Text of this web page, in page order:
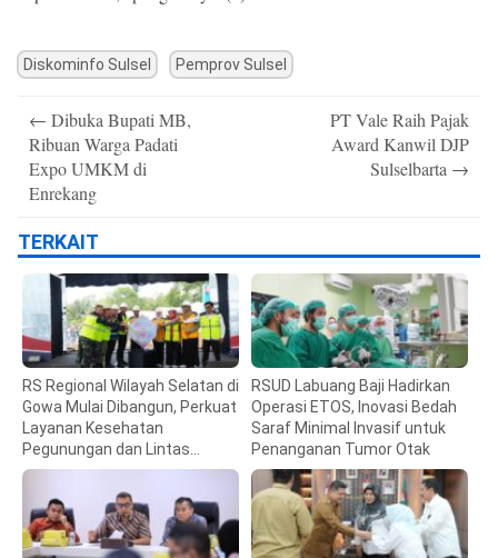
Diskominfo Sulsel Pemprov Sulsel
navigation
← Dibuka Bupati MB,
Ribuan Warga Padati
Expo UMKM di
Enrekang
PT Vale Raih Pajak
Award Kanwil DJP
Sulselbarta →
TERKAIT
RS Regional Wilayah Selatan di
Gowa Mulai Dibangun, Perkuat
Layanan Kesehatan
Pegunungan dan Lintas
Kabupaten
RSUD Labuang Baji Hadirkan
Operasi ETOS, Inovasi Bedah
Saraf Minimal Invasif untuk
Penanganan Tumor Otak